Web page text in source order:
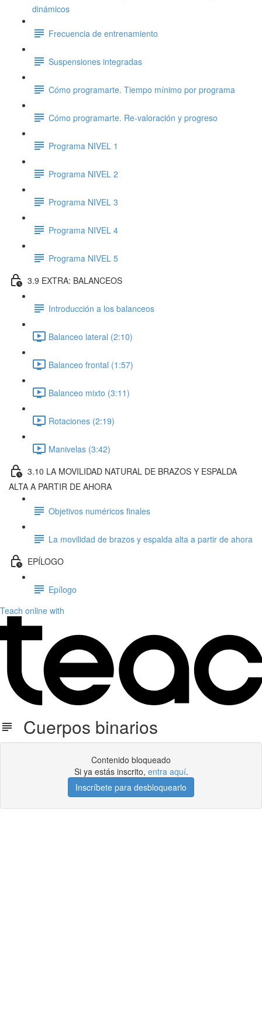
dinámicos
Frecuencia de entrenamiento
Suspensiones integradas
Cómo programarte. Tiempo mínimo por programa
Cómo programarte. Re-valoración y progreso
Programa NIVEL 1
Programa NIVEL 2
Programa NIVEL 3
Programa NIVEL 4
Programa NIVEL 5
3.9 EXTRA: BALANCEOS
Introducción a los balanceos
Balanceo lateral (2:10)
Balanceo frontal (1:57)
Balanceo mixto (3:11)
Rotaciones (2:19)
Manivelas (3:42)
3.10 LA MOVILIDAD NATURAL DE BRAZOS Y ESPALDA
ALTA A PARTIR DE AHORA
Objetivos numéricos finales
La movilidad de brazos y espalda alta a partir de ahora
EPÍLOGO
Epílogo
Teach online with
Cuerpos binarios
Contenido bloqueado
Si ya estás inscrito, entra aquí.
Inscríbete para desbloquearlo